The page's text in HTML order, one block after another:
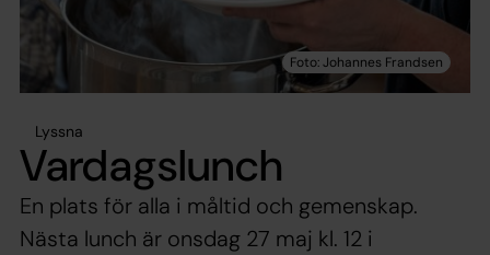
Lyssna
Vardagslunch
En plats för alla i måltid och gemenskap.
Nästa lunch är onsdag 27 maj kl. 12 i